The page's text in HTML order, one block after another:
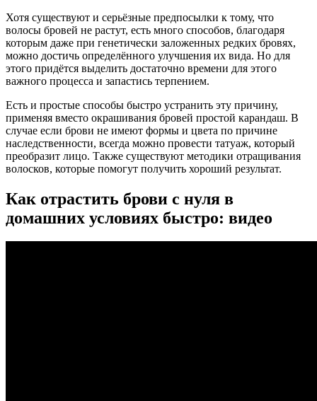
Хотя существуют и серьёзные предпосылки к тому, что
волосы бровей не растут, есть много способов, благодаря
которым даже при генетически заложенных редких бровях,
можно достичь определённого улучшения их вида. Но для
этого придётся выделить достаточно времени для этого
важного процесса и запастись терпением.
Есть и простые способы быстро устранить эту причину,
применяя вместо окрашивания бровей простой карандаш. В
случае если брови не имеют формы и цвета по причине
наследственности, всегда можно провести татуаж, который
преобразит лицо. Также существуют методики отращивания
волосков, которые помогут получить хороший результат.
Как отрастить брови с нуля в
домашних условиях быстро: видео